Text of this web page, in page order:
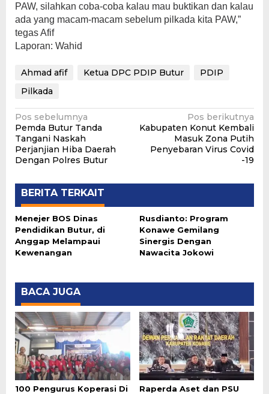
PAW, silahkan coba-coba kalau mau buktikan dan kalau
ada yang macam-macam sebelum pilkada kita PAW,”
tegas Afif
Laporan: Wahid
Ahmad afif Ketua DPC PDIP Butur
PDIP
Pilkada
Navigasi
pos
Pos sebelumnya
Pemda Butur Tanda
Tangani Naskah
Perjanjian Hiba Daerah
Dengan Polres Butur
Pos berikutnya
Kabupaten Konut Kembali
Masuk Zona Putih
Penyebaran Virus Covid
-19
BERITA TERKAIT
Menejer BOS Dinas
Pendidikan Butur, di
Anggap Melampaui
Kewenangan
Rusdianto: Program
Konawe Gemilang
Sinergis Dengan
Nawacita Jokowi
BACA JUGA
100 Pengurus Koperasi Di
Raperda Aset dan PSU